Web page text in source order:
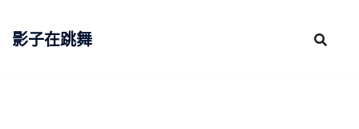
影子在跳舞